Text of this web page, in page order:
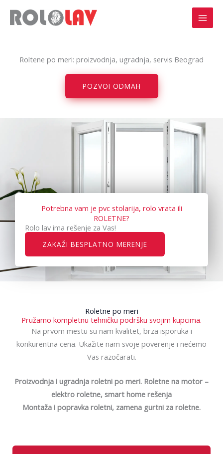
Roltene po meri: proizvodnja, ugradnja, servis Beograd
POZVOI ODMAH
Potrebna vam je pvc stolarija, rolo vrata ili
ROLETNE?
Rolo lav ima rešenje za Vas!
ZAKAŽI BESPLATNO MERENJE
Roletne po meri
Pružamo kompletnu tehničku podršku svojim kupcima.
Na prvom mestu su nam kvalitet, brza isporuka i
konkurentna cena. Ukažite nam svoje poverenje i nećemo
Vas razočarati.
Proizvodnja i ugradnja roletni po meri. Roletne na motor –
elektro roletne, smart home rešenja
Montaža i popravka roletni, zamena gurtni za roletne.